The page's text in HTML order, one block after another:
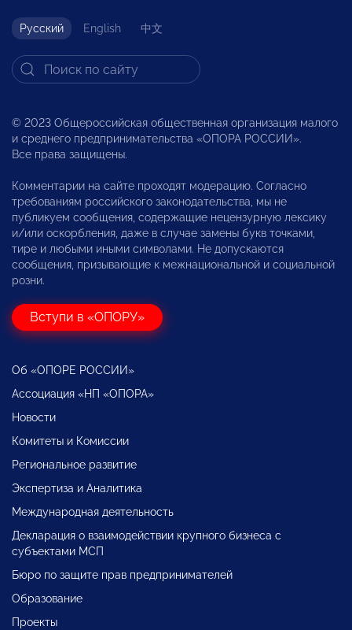
Русский English 中文
© 2023 Общероссийская общественная организация малого
и среднего предпринимательства «ОПОРА РОССИИ».
Все права защищены.
Комментарии на сайте проходят модерацию. Согласно
требованиям российского законодательства, мы не
публикуем сообщения, содержащие нецензурную лексику
и/или оскорбления, даже в случае замены букв точками,
тире и любыми иными символами. Не допускаются
сообщения, призывающие к межнациональной и социальной
розни.
Вступи в «ОПОРУ»
Об «ОПОРЕ РОССИИ»
Ассоциация «НП «ОПОРА»
Новости
Комитеты и Комиссии
Региональное развитие
Экспертиза и Аналитика
Международная деятельность
Декларация о взаимодействии крупного бизнеса с
субъектами МСП
Бюро по защите прав предпринимателей
Образование
Проекты